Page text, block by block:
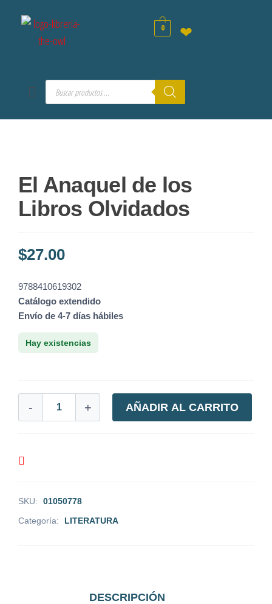
0 ❤
El Anaquel de los
Libros Olvidados
$27.00
9788410619302
Catálogo extendido
Envío de 4-7 días hábiles
Hay existencias
- + AÑADIR AL CARRITO
SKU:
01050778
Categoría:
LITERATURA
DESCRIPCIÓN